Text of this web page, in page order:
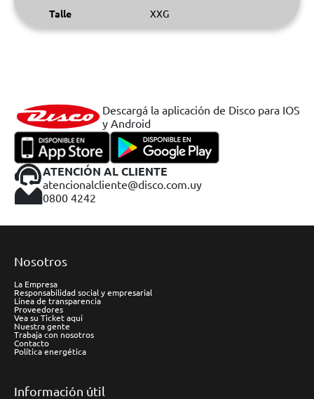
Talle XXG
Descargá la aplicación de Disco para IOS
y Android
ATENCIÓN AL CLIENTE
atencionalcliente@disco.com.uy
0800 4242
Nosotros
La Empresa
Responsabilidad social y empresarial
Línea de transparencia
Proveedores
Vea su Ticket aquí
Nuestra gente
Trabaja con nosotros
Contacto
Política energética
Información útil